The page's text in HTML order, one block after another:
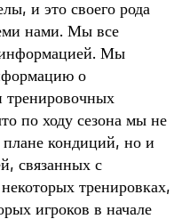
и это своего рода
нами. Мы все
информацией. Мы
о
тренировочных
по ходу сезона мы не
плане кондиций, но и
связанных с
тренировках,
игроков в начале